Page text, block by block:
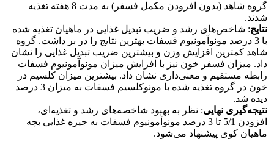
گروه شاهد (بدون افزودن مکمل فسفر) به مدت 8 هفته تغذیه
شدند.
نتایج: شاخص‌های رشد و ضریب تبدیل غذایی در ماهیان تغذیه شده
با 3 درصد مونوآمونیوم فسفات بهترین نتایج را در بر داشت. گروه
شاهد کمترین افزایش وزن و بیشترین ضریب تبدیل غذایی را نشان
داد. میزان فسفر خون نیز با افزایش میزان مونوآمونیوم فسفات
رابطه مستقیم و معنی‌داری نشان داد. بیشترین میزان کلسیم در
خون در گروه تغذیه شده با مونوکلسیم فسفات به میزان 3 درصد
دیده شد.
نتیجه‌گیری نهایی: نظر به بهبود شاخصه‌های رشد و تغذیه‌ای،
افزودن 5/1 تا 3 درصد مونوآمونیوم فسفات به جیره غذایی بچه
ماهیان کوی پیشنهاد می‌شود.